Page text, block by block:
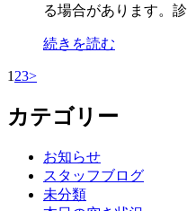
る場合があります。
続きを読む
1 23>
カテゴリー
お知らせ
スタッフブログ
未分類